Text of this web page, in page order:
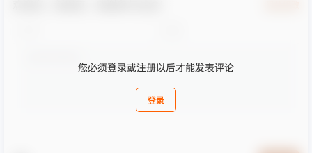
您必须登录或注册以后才能发表评论
登录